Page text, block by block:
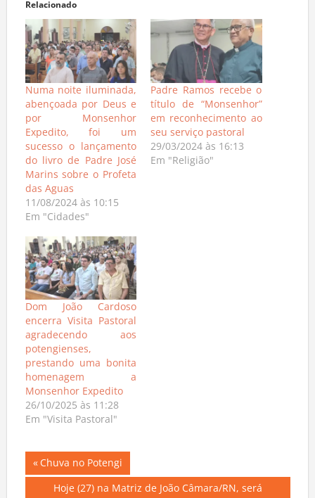
Relacionado
Numa noite iluminada,
abençoada por Deus e
por Monsenhor
Expedito, foi um
sucesso o lançamento
do livro de Padre José
Marins sobre o Profeta
das Aguas
11/08/2024 às 10:15
Em "Cidades"
Padre Ramos recebe o
título de “Monsenhor”
em reconhecimento ao
seu serviço pastoral
29/03/2024 às 16:13
Em "Religião"
Dom João Cardoso
encerra Visita Pastoral
agradecendo aos
potengienses,
prestando uma bonita
homenagem a
Monsenhor Expedito
26/10/2025 às 11:28
Em "Visita Pastoral"
Navegação
Previous
Post:
Chuva no Potengi
Next
Hoje (27) na Matriz de João Câmara/RN, será